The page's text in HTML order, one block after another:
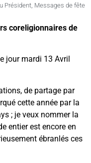
Président Messages de fête
coreligionnaires de
jour mardi 13 Avril
de partage par
cette année par la
; je veux nommer la
entier est encore en
ébranlés ces